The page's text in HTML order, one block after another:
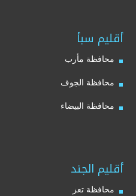
أقليم سبأ
محافظة مأرب
محافظة الجوف
محافظة البيضاء
أقليم الجند
محافظة تعز